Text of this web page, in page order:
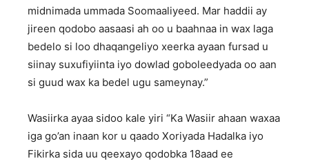
midnimada ummada Soomaaliyeed. Mar haddii ay
jireen qodobo aasaasi ah oo u baahnaa in wax laga
bedelo si loo dhaqangeliyo xeerka ayaan fursad u
siinay suxufiyiinta iyo dowlad goboleedyada oo aan
si guud wax ka bedel ugu sameynay.”
Wasiirka ayaa sidoo kale yiri “Ka Wasiir ahaan waxaa
iga go’an inaan kor u qaado Xoriyada Hadalka iyo
Fikirka sida uu qeexayo qodobka 18aad ee